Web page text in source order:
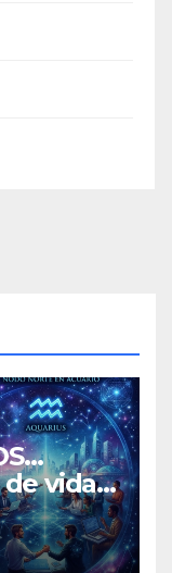
vida y